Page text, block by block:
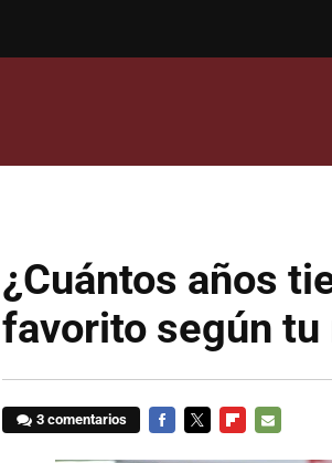
¿Cuántos años
favorito según tu
3 comentarios